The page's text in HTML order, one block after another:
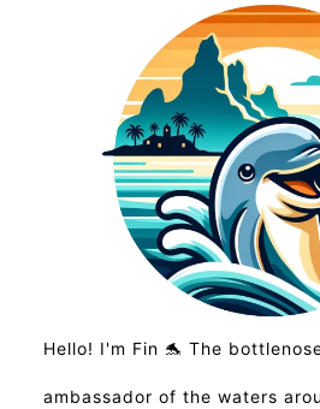
Hello! I'm Fin 🐬 The
ambassador of the waters